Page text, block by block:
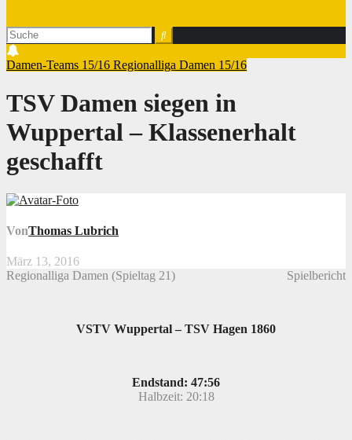
Damen-Teams 15/16 Regionalliga Damen 15/16
TSV Damen siegen in
Wuppertal – Klassenerhalt
geschafft
VonThomas Lubrich
März 13, 2016
Regionalliga Damen (Spieltag 21)
Spielbericht
VSTV Wuppertal – TSV Hagen 1860
Endstand: 47:56
Halbzeit: 20:18